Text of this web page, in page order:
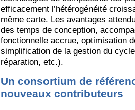
efficacement l’hétérogénéité
même carte. Les avantages
des temps de conception,
fonctionnelle accrue, optimisation
simplification de la gestion du
réparation, etc.).
Un consortium de
nouveaux contributeurs